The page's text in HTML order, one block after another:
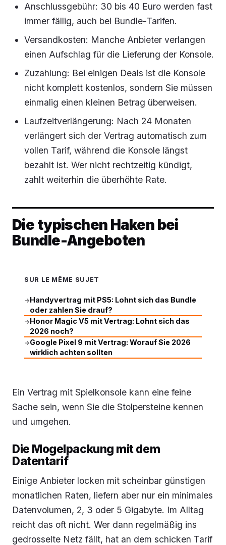
Anschlussgebühr: 30 bis 40 Euro werden fast
immer fällig, auch bei Bundle-Tarifen.
Versandkosten: Manche Anbieter verlangen
einen Aufschlag für die Lieferung der Konsole.
Zuzahlung: Bei einigen Deals ist die Konsole
nicht komplett kostenlos, sondern Sie müssen
einmalig einen kleinen Betrag überweisen.
Laufzeitverlängerung: Nach 24 Monaten
verlängert sich der Vertrag automatisch zum
vollen Tarif, während die Konsole längst
bezahlt ist. Wer nicht rechtzeitig kündigt,
zahlt weiterhin die überhöhte Rate.
Die typischen Haken bei
Bundle-Angeboten
SUR LE MÊME SUJET
→Handyvertrag mit PS5: Lohnt sich das Bundle
oder zahlen Sie drauf?
→Honor Magic V5 mit Vertrag: Lohnt sich das
2026 noch?
→Google Pixel 9 mit Vertrag: Worauf Sie 2026
wirklich achten sollten
Ein Vertrag mit Spielkonsole kann eine feine
Sache sein, wenn Sie die Stolpersteine kennen
und umgehen.
Die Mogelpackung mit dem
Datentarif
Einige Anbieter locken mit scheinbar günstigen
monatlichen Raten, liefern aber nur ein minimales
Datenvolumen, 2, 3 oder 5 Gigabyte. Im Alltag
reicht das oft nicht. Wer dann regelmäßig ins
gedrosselte Netz fällt, hat an dem schicken Tarif